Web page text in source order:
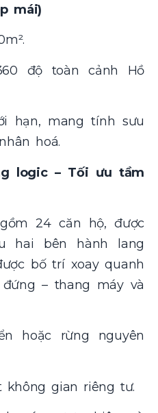
mái)
độ toàn cảnh Hồ
hạn, mang tính sưu
hoá.
logic – Tối ưu tầm
24 căn hộ, được
hai bên hành lang
bố trí xoay quanh
– thang máy và
hoặc rừng nguyên
không gian riêng tư.